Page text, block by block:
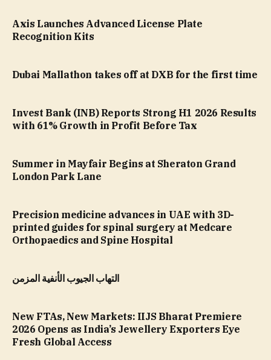
Axis Launches Advanced License Plate
Recognition Kits
Dubai Mallathon takes off at DXB for the first time
Invest Bank (INB) Reports Strong H1 2026 Results
with 61% Growth in Profit Before Tax
Summer in Mayfair Begins at Sheraton Grand
London Park Lane
Precision medicine advances in UAE with 3D-
printed guides for spinal surgery at Medcare
Orthopaedics and Spine Hospital
التهاب الجيوب الأنفية المزمن
New FTAs, New Markets: IIJS Bharat Premiere
2026 Opens as India’s Jewellery Exporters Eye
Fresh Global Access